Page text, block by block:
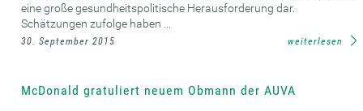
eine große gesundheitspolitische Herausforderung dar.
Schätzungen zufolge haben ...
30. September 2015 weiterlesen
McDonald gratuliert neuem Obmann der AUVA